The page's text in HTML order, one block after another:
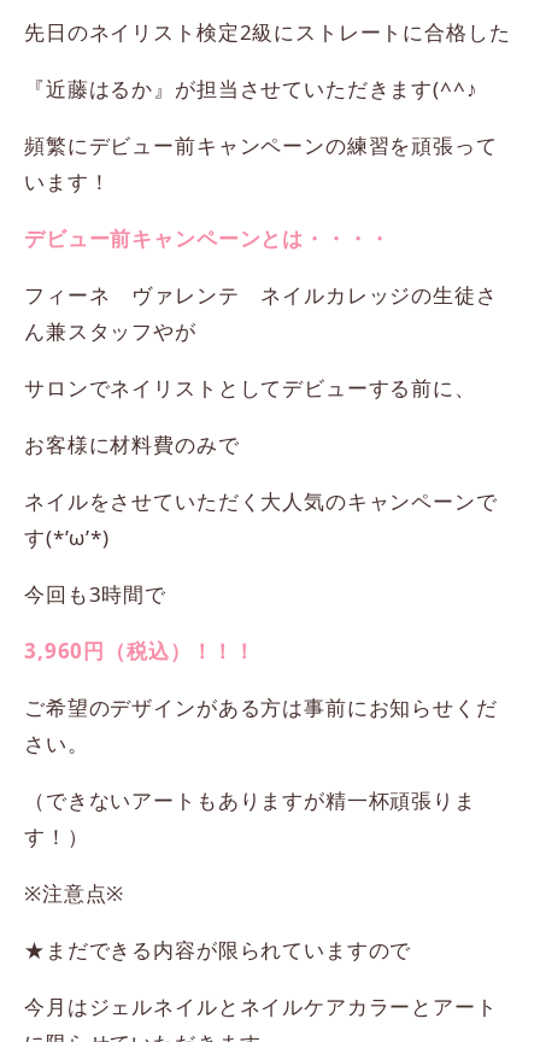
先日のネイリスト検定2級にストレートに合格した
『近藤はるか』が担当させていただきます(^^♪
頻繁にデビュー前キャンペーンの練習を頑張って
います！
デビュー前キャンペーンとは・・・・
フィーネ ヴァレンテ ネイルカレッジの生徒さ
ん兼スタッフやが
サロンでネイリストとしてデビューする前に、
お客様に材料費のみで
ネイルをさせていただく大人気のキャンペーンで
す(*’ω’*)
今回も3時間で
3,960円（税込）！！！
ご希望のデザインがある方は事前にお知らせくだ
さい。
（できないアートもありますが精一杯頑張りま
す！）
※注意点※
★まだできる内容が限られていますので
今月はジェルネイルとネイルケアカラーとアート